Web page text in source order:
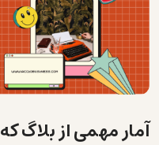
آمار مهمی از بلاگ که